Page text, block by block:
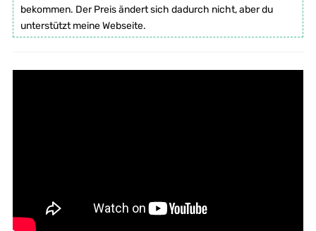
bekommen. Der Preis ändert sich dadurch nicht, aber du
unterstützt meine Webseite.